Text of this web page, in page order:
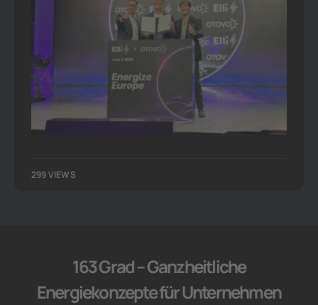
299 VIEWS
163 Grad – Ganzheitliche
Energiekonzepte für Unternehmen